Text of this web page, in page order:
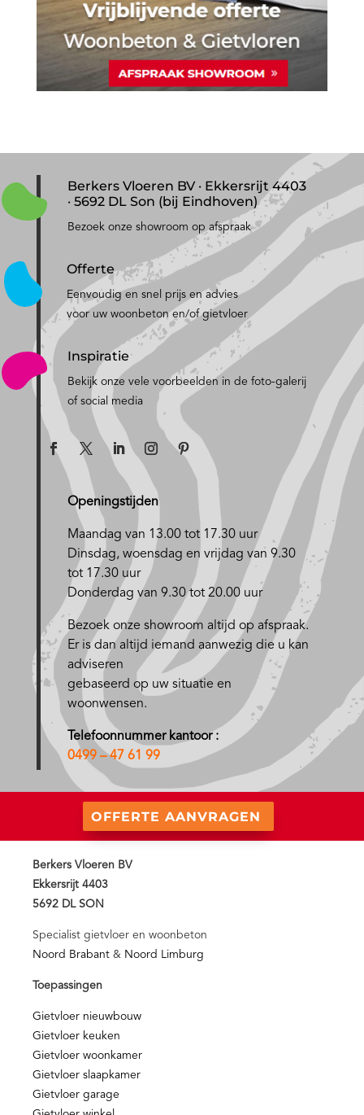
Berkers Vloeren BV · Ekkersrijt 4403
· 5692 DL Son (bij Eindhoven)
Bezoek onze showroom op afspraak
Offerte
Eenvoudig en snel prijs en advies
voor uw woonbeton en/of gietvloer
Inspiratie
Bekijk onze vele voorbeelden in de foto-galerij
of social media
Openingstijden
Maandag van 13.00 tot 17.30 uur
Dinsdag, woensdag en vrijdag van 9.30
tot 17.30 uur
Donderdag van 9.30 tot 20.00 uur
Bezoek onze showroom altijd op afspraak.
Er is dan altijd iemand aanwezig die u kan
adviseren
gebaseerd op uw situatie en
woonwensen.
Telefoonnummer kantoor :
0499 – 47 61 99
OFFERTE AANVRAGEN
Berkers Vloeren BV
Ekkersrijt 4403
5692 DL SON
Specialist gietvloer en woonbeton
Noord Brabant & Noord Limburg
Toepassingen
Gietvloer nieuwbouw
Gietvloer keuken
Gietvloer woonkamer
Gietvloer slaapkamer
Gietvloer garage